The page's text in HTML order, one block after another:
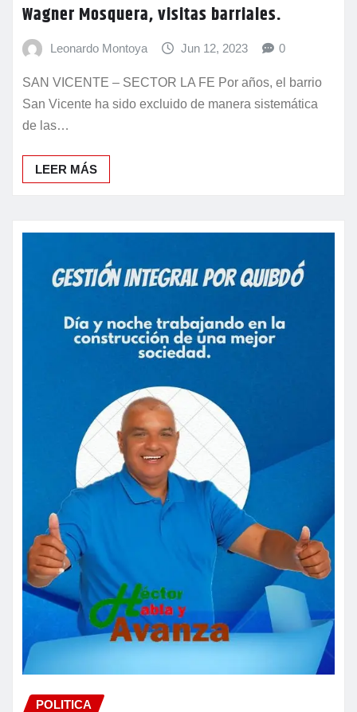
Wagner Mosquera, visitas barriales.
Leonardo Montoya Jun 12, 2023 0
SAN VICENTE – SECTOR LA FE Por años, el barrio
San Vicente ha sido excluido de manera sistemática
de las…
LEER MÁS
POLITICA